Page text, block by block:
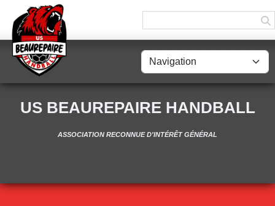
US BEAUREPAIRE HANDBALL
ASSOCIATION RECONNUE D'INTÉRÊT GÉNÉRAL
Panneau de gestion des cookies